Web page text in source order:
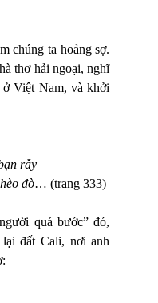
chúng ta hoảng sợ.
thơ hải ngoại, nghĩ
Việt Nam, và khởi
rẫy
đò… (trang 333)
quá bước” đó,
đất Cali, nơi anh